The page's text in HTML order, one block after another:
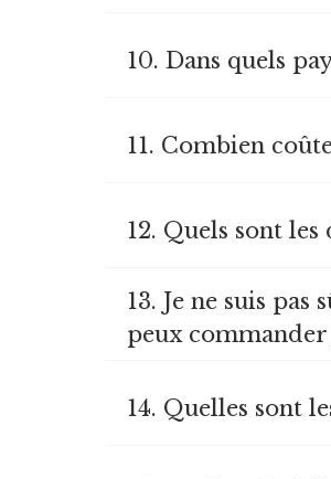
10. Dans quels
11. Combien
12. Quels sont
13. Je ne suis
peux commander
14. Quelles sont